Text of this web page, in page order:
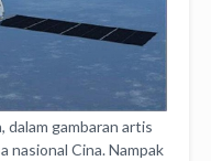
dalam gambaran artis
nasional Cina. Nampak